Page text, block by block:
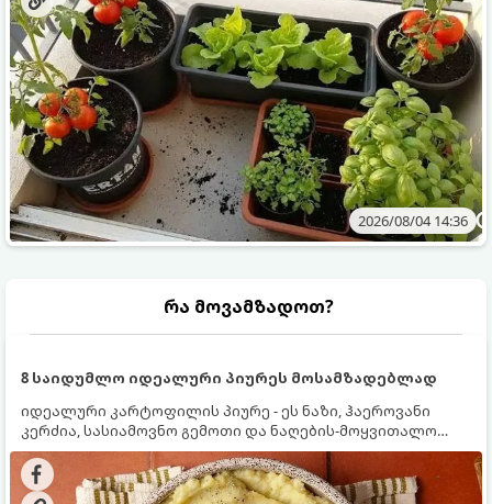
2026/08/04 14:36
რა მოვამზადოთ?
8 საიდუმლო იდეალური პიურეს მოსამზადებლად
იდეალური კარტოფილის პიურე - ეს ნაზი, ჰაეროვანი
კერძია, სასიამოვნო გემოთი და ნაღების-მოყვითალო
ფერით. მისი მომზადება ძალიან მარტივია, მაგრამ
არსებობს რამდენიმე საიდუმლო, რომლებიც უნდა
იცოდეთ, რომ პიურე იდეალურად გემრიელი გამოვიდეს.